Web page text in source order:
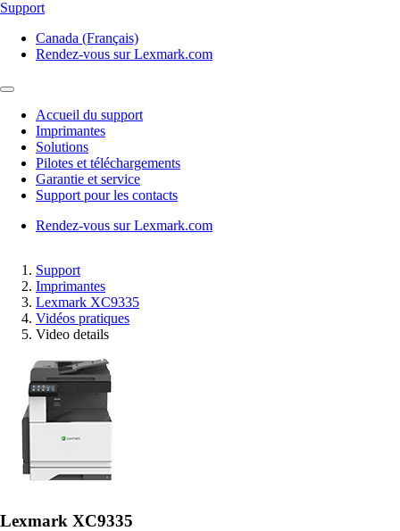
Support
Canada (Français)
Rendez-vous sur Lexmark.com
Accueil du support
Imprimantes
Solutions
Pilotes et téléchargements
Garantie et service
Support pour les contacts
Rendez-vous sur Lexmark.com
Support
Imprimantes
Lexmark XC9335
Vidéos pratiques
Video details
Lexmark XC9335